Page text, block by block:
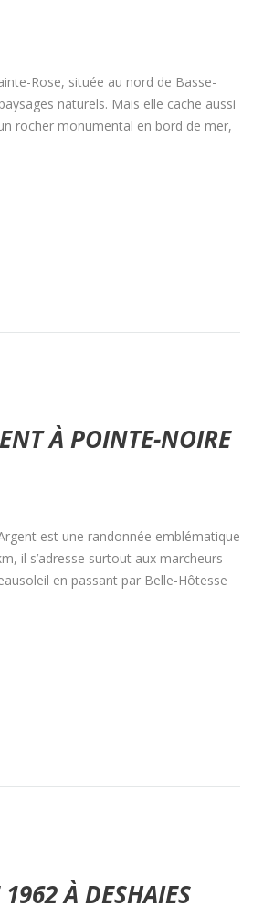
Rose, située au nord de Basse-
naturels. Mais elle cache aussi
rocher monumental en bord de mer,
À POINTE-NOIRE
est une randonnée emblématique
il s’adresse surtout aux marcheurs
en passant par Belle-Hôtesse
À DESHAIES